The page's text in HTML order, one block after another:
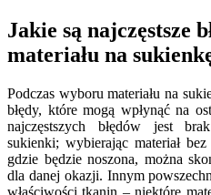
Jakie są najczęstsze
materiału na
Podczas wyboru materiału na
błędy, które mogą wpłynąć na
najczęstszych błędów jest
sukienki; wybierając materiał
gdzie będzie noszona, można
dla danej okazji. Innym
właściwości tkanin – niektóre